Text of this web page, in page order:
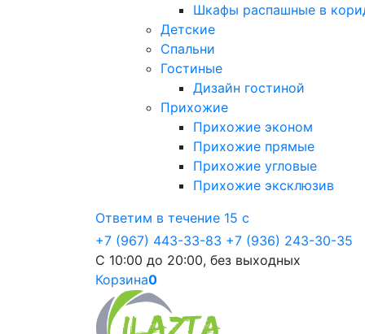
Шкафы распашные в
Детские
Спальни
Гостиные
Дизайн гостиной
Прихожие
Прихожие эконом
Прихожие прямые
Прихожие угловые
Прихожие эксклюзив
Ответим в течение 15 с
+7 (967) 443-33-83 +7 (936) 243-30-35
С 10:00 до 20:00, без выходных
Корзина0